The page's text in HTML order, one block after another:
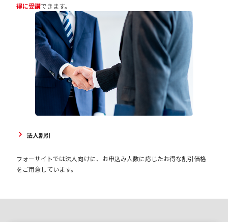
得に受講できます。
法人割引
フォーサイトでは法人向けに、お申込み人数に応じたお得な割引価格
をご用意しています。